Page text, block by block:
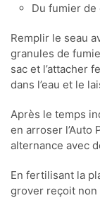
Du fumier de
Remplir le seau
granules de
sac et l’attacher
dans l’eau et le
Après le temps
en arroser l’Auto
alternance avec
En fertilisant la
grover reçoit non